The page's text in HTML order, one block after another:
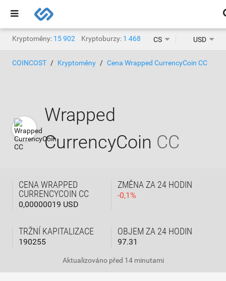
Kryptoměny: 15 902 Kryptoburzy: 1 468 CS USD
COINCOST Kryptoměny Cena Wrapped CurrencyCoin CC
Wrapped
CurrencyCoin CC
CENA WRAPPED
CURRENCYCOIN CC
0,00000019 USD
ZMĚNA ZA 24 HODIN
-0,1%
TRŽNÍ KAPITALIZACE
190255
OBJEM ZA 24 HODIN
97.31
Aktualizováno před 14 minutami